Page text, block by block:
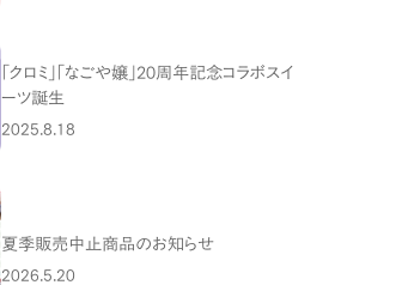
「クロミ」「なごや嬢」20周年記念コラボスイ
ーツ誕生
2025.8.18
夏季販売中止商品のお知らせ
2026.5.20